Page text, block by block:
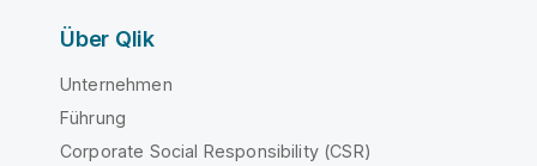
Über Qlik
Unternehmen
Führung
Corporate Social Responsibility (CSR)